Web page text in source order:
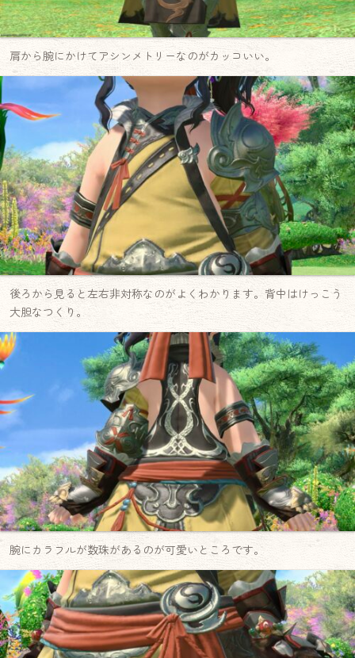
肩から腕にかけてアシンメトリーなのがカッコいい。
後ろから見ると左右非対称なのがよくわかります。背中はけっこう
大胆なつくり。
腕にカラフルが数珠があるのが可愛いところです。